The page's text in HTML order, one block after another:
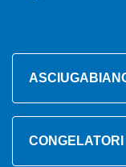
CONGELATORI